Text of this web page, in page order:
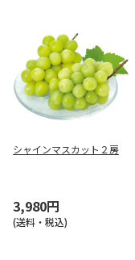
シャインマスカット２房
3,980円
(送料・税込)